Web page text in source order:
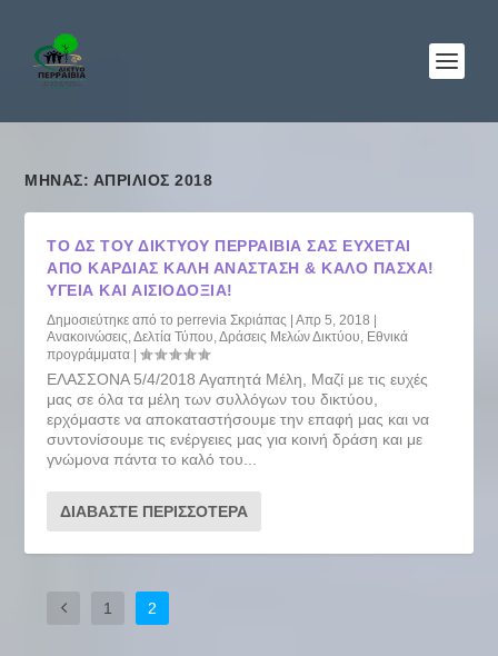
ΜΉΝΑΣ: ΑΠΡΊΛΙΟΣ 2018
ΤΟ ΔΣ ΤΟΥ ΔΙΚΤΎΟΥ ΠΕΡΡΑΙΒΊΑ ΣΑΣ ΕΎΧΕΤΑΙ
ΑΠΌ ΚΑΡΔΙΆΣ ΚΑΛΉ ΑΝΆΣΤΑΣΗ & ΚΑΛΌ ΠΆΣΧΑ!
ΥΓΕΊΑ ΚΑΙ ΑΙΣΙΟΔΟΞΊΑ!
Δημοσιεύτηκε από τοperrevia Σκριάπας |Απρ 5, 2018
Ανακοινώσεις,Δελτία Τύπου,Δράσεις Μελών Δικτύου, Εθνικά
προγράμματα |
ΕΛΑΣΣΟΝΑ 5/4/2018 Αγαπητά Μέλη, Μαζί με τις ευχές
μας σε όλα τα μέλη των συλλόγων του δικτύου,
ερχόμαστε να αποκαταστήσουμε την επαφή μας και να
συντονίσουμε τις ενέργειες μας για κοινή δράση και με
γνώμονα πάντα το καλό του...
ΔΙΑΒΆΣΤΕ ΠΕΡΙΣΣΌΤΕΡΑ
1 2